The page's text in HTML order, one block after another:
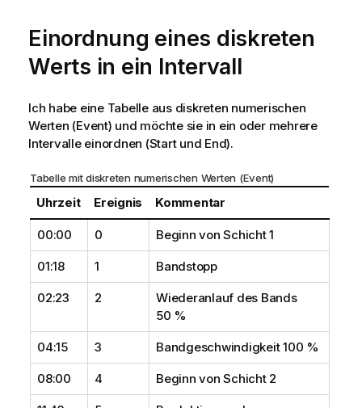
Einordnung eines diskreten
Werts in ein Intervall
Ich habe eine Tabelle aus diskreten numerischen
Werten (Event) und möchte sie in ein oder mehrere
Intervalle einordnen (Startund End).
Tabelle mit diskreten numerischen Werten (Event)
Uhrzeit Ereignis Kommentar
00:00 0 Beginn von Schicht 1
01:18 1 Bandstopp
02:23 2
Wiederanlauf des Bands
50 %
04:15 3 Bandgeschwindigkeit 100 %
08:00 4 Beginn von Schicht 2